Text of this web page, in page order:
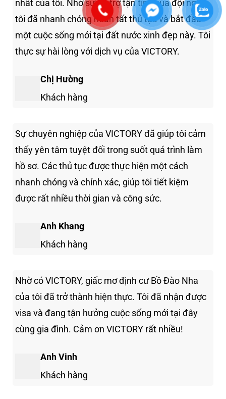
nhất của tôi. Nhờ sự hỗ trợ tận tình của đội ngũ,
tôi đã nhanh chóng hoàn tất thủ tục và bắt đầu
một cuộc sống mới tại đất nước xinh đẹp này. Tôi
thực sự hài lòng với dịch vụ của VICTORY.
Chị Hường
Khách hàng
Sự chuyên nghiệp của VICTORY đã giúp tôi cảm
thấy yên tâm tuyệt đối trong suốt quá trình làm
hồ sơ. Các thủ tục được thực hiện một cách
nhanh chóng và chính xác, giúp tôi tiết kiệm
được rất nhiều thời gian và công sức.
Anh Khang
Khách hàng
Nhờ có VICTORY, giấc mơ định cư Bồ Đào Nha
của tôi đã trở thành hiện thực. Tôi đã nhận được
visa và đang tận hưởng cuộc sống mới tại đây
cùng gia đình. Cảm ơn VICTORY rất nhiều!
Anh Vinh
Khách hàng